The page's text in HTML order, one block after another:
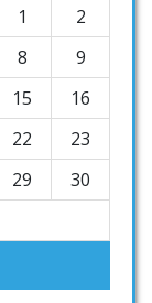
1
2
8
9
15
16
22
23
29
30